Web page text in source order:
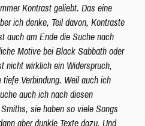
Kontrast geliebt. Das eine
ich denke, Teil davon, Kontraste
auch am Ende die Suche nach
Motive bei Black Sabbath oder
nicht wirklich ein Widerspruch,
Verbindung. Weil auch ich
auch ich nach diesen
sie haben so viele Songs
aber dunkle Texte dazu. Und